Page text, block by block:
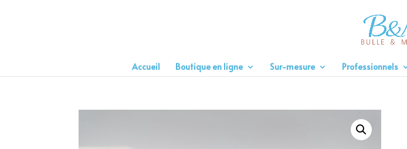
Accueil Boutique en ligne Sur-mesure Professionnels